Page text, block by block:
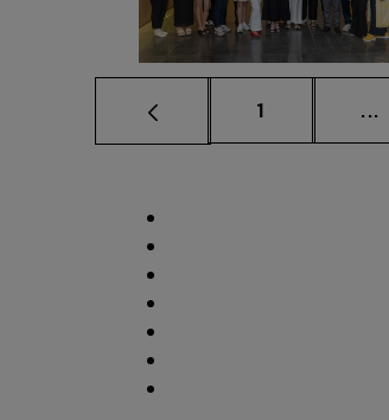
Página
1 ...